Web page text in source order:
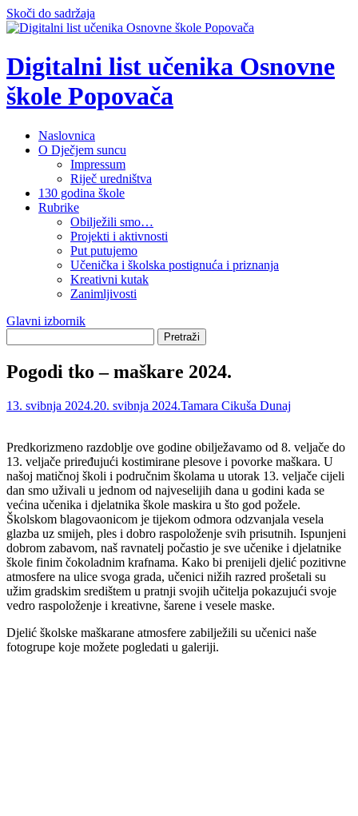
Skoči do sadržaja
Digitalni list učenika Osnovne
škole Popovača
Naslovnica
O Dječjem suncu
Impressum
Riječ uredništva
130 godina škole
Rubrike
Obilježili smo…
Projekti i aktivnosti
Put putujemo
Učenička i školska postignuća i priznanja
Kreativni kutak
Zanimljivosti
Glavni izbornik
Pogodi tko – maškare 2024.
13. svibnja 2024.20. svibnja 2024.Tamara Cikuša Dunaj
Predkorizmeno razdoblje ove godine obilježavamo od 8. veljače do
13. veljače priređujući kostimirane plesove i povorke maškara. U
našoj matičnoj školi i područnim školama u utorak 13. veljače cijeli
dan smo uživali u jednom od najveselijih dana u godini kada se
većina učenika i djelatnika škole maskira u što god požele.
Školskom blagovaonicom je tijekom odmora odzvanjala vesela
glazba uz smijeh, ples i dobro raspoloženje svih prisutnih. Ispunjeni
dobrom zabavom, naš ravnatelj počastio je sve učenike i djelatnike
škole finim čokoladnim krafnama. Kako bi prenijeli djelić pozitivne
atmosfere na ulice svoga grada, učenici nižih razred prošetali su
užim gradskim središtem u pratnji svojih učitelja pokazujući svoje
vedro raspoloženje i kreativne, šarene i vesele maske.
Djelić školske maškarane atmosfere zabilježili su učenici naše
fotogrupe koje možete pogledati u galeriji.